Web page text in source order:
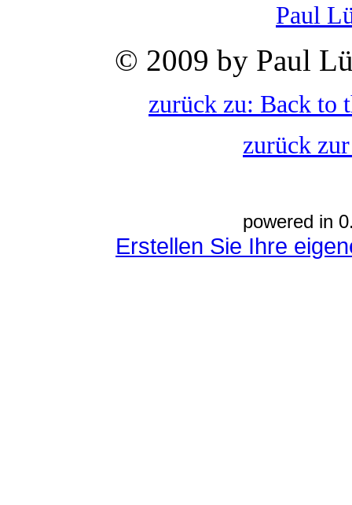
Paul
© 2009 by Paul
zurück zu: Back to
zurück
powered in
Erstellen Sie Ihre